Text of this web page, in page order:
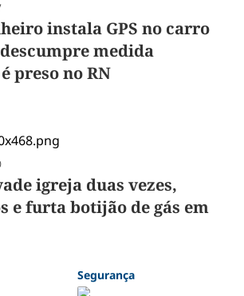
instala GPS no carro
medida
preso no RN
igreja duas vezes,
e furta botijão de gás em
Segurança